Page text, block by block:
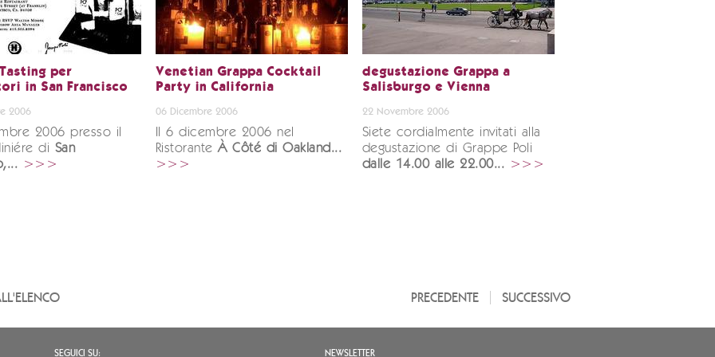
per
in San Francisco
2006
2006 presso il
di San
>>>
Venetian Grappa Cocktail
Party in California
06 Dicembre 2006
Il 6 dicembre 2006 nel
RistoranteÀ Côté di Oakland...
>>>
degustazione Grappa a
Salisburgo e Vienna
22 Novembre 2006
Siete cordialmente invitati alla
degustazione di Grappe Poli
dalle 14.00 alle 22.00... >>>
SUCCESSIVO
PRECEDENTE
SEGUICI SU: NEWSLETTER